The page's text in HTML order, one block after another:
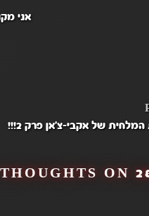
אני
של אקבי-צ'אן פרק 2!!!
28